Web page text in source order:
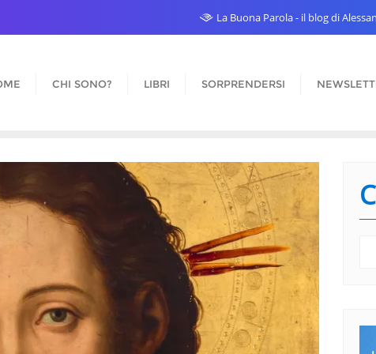
La Buona Parola - il blog di
CHI SONO? LIBRI SORPRENDERSI